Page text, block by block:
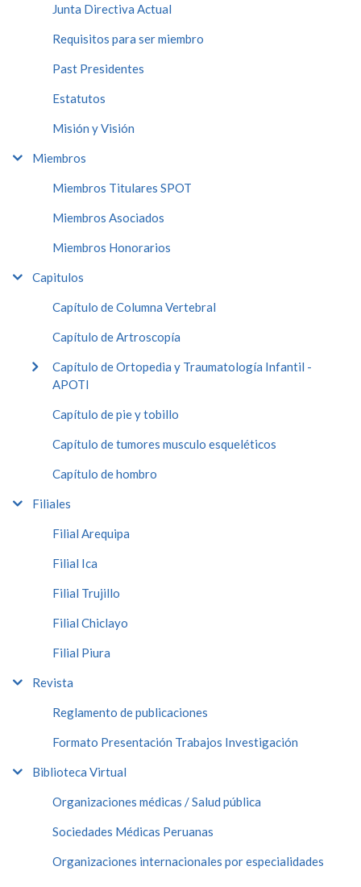
Junta Directiva Actual
Requisitos para ser miembro
Past Presidentes
Estatutos
Misión y Visión
Miembros
Miembros Titulares SPOT
Miembros Asociados
Miembros Honorarios
Capitulos
Capítulo de Columna Vertebral
Capítulo de Artroscopía
Capítulo de Ortopedia y Traumatología Infantil -
APOTI
Capítulo de pie y tobillo
Capítulo de tumores musculo esqueléticos
Capítulo de hombro
Filiales
Filial Arequipa
Filial Ica
Filial Trujillo
Filial Chiclayo
Filial Piura
Revista
Reglamento de publicaciones
Formato Presentación Trabajos Investigación
Biblioteca Virtual
Organizaciones médicas / Salud pública
Sociedades Médicas Peruanas
Organizaciones internacionales por especialidades